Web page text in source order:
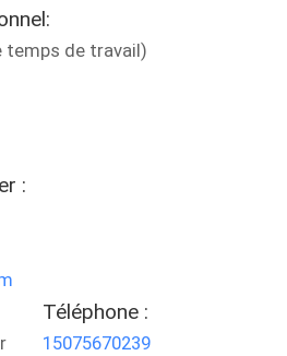
temps de travail)
:
Téléphone :
15075670239